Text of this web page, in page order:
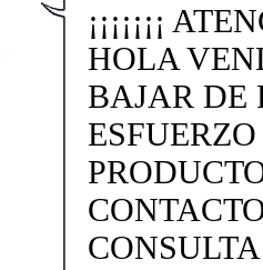
¡¡¡¡¡¡¡
HOLA
BAJAR DE